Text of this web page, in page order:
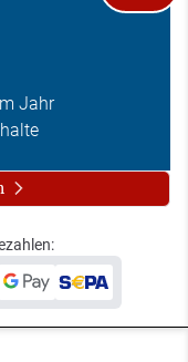
Jahr